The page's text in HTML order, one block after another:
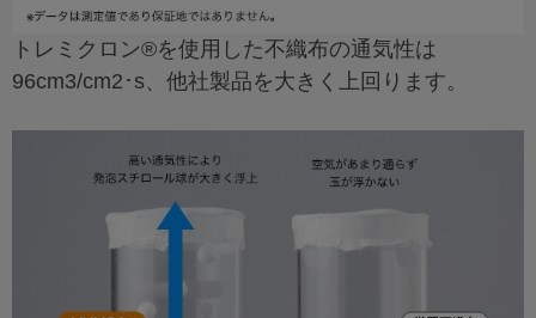
トレミクロン®を使用した不織布の通気性は
96cm3/cm2･s、他社製品を大きく上回ります。